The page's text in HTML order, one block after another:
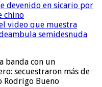
devenido en sicario por
chino
video que muestra
semidesnuda
banda con un
secuestraron más de
Rodrigo Bueno